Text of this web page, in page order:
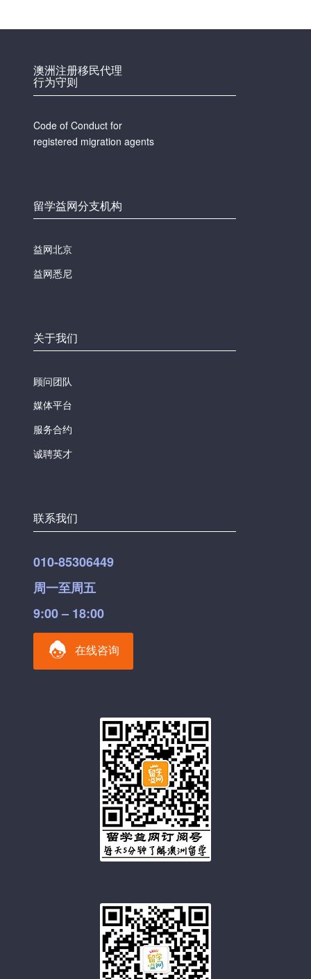
澳洲注册移民代理
行为守则
Code of Conduct for
registered migration agents
留学益网分支机构
益网北京
益网悉尼
关于我们
顾问团队
媒体平台
服务合约
诚聘英才
联系我们
010-85306449
周一至周五
9:00 – 18:00
在线咨询